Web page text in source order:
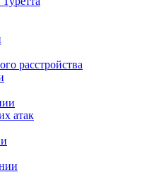
расстройства
атак